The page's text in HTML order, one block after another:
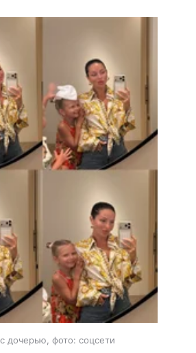
дочерью, фото: соцсети